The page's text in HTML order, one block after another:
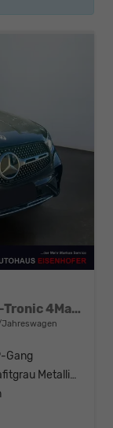
300d 270PS/198kW AMG Line 9G-Tronic 4Matic 2026 +AHK +Fahren Assistent Paket
Gang
831 - Grafitgrau Metalliclack